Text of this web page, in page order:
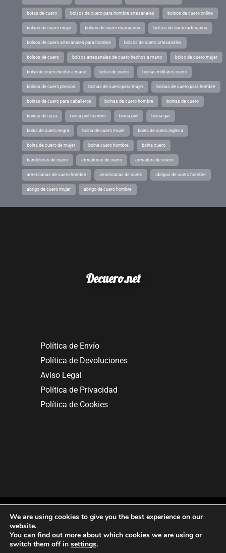
botas de cuero bolsos de cuero para hombre artesanales bolsos de cuero online
bolsos de cuero mujer bolsos de cuero marruecos bolsos de cuero artesanos
bolsos de cuero artesanales para hombre bolsos de cuero artesanales
bolsos de cuero bolsos artesanales de cuero hechos a mano bolso de cuero mujer
bolso de cuero hecho a mano bolso de cuero boinas militares cuero
boinas de cuero precios boinas de cuero para mujer boinas de cuero para hombre
boinas de cuero para caballeros boinas de cuero hombre boinas de cuero
boinas de caza boina piel hombre boina piel boina gar
boina de cuero negra boina de cuero mujer boina de cuero inglesa
boina de cuero de mujer boina cuero hombre boina cuero
bandoleras de cuero armaduras de cuero armadura de cuero
americanas de cuero hombre americanas de cuero abrigos de cuero hombre
abrigo de cuero mujer abrigo de cuero hombre
Decuero.net
Política de Envío
Política de Devoluciones
Aviso Legal
Política de Privacidad
Política de Cookies
Copyright © 2025. All rights reserved.
We are using cookies to give you the best experience on our
website.
You can find out more about which cookies we are using or
switch them off in settings.